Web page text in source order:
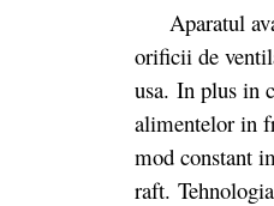
Aparatul
orificii de
usa. In plus in
alimentelor in
mod constant
raft. Tehnologia